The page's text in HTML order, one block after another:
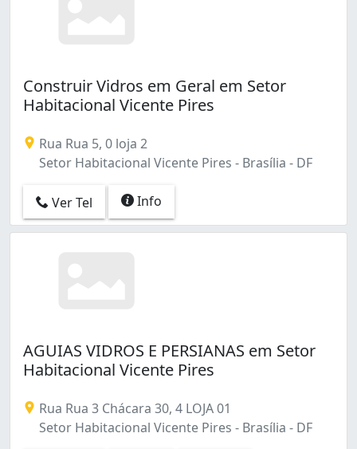
Construir Vidros em Geral em Setor
Habitacional Vicente Pires
Rua Rua 5, 0 loja 2
Setor Habitacional Vicente Pires - Brasília - DF
Ver Tel Info
AGUIAS VIDROS E PERSIANAS em Setor
Habitacional Vicente Pires
Rua Rua 3 Chácara 30, 4 LOJA 01
Setor Habitacional Vicente Pires - Brasília - DF